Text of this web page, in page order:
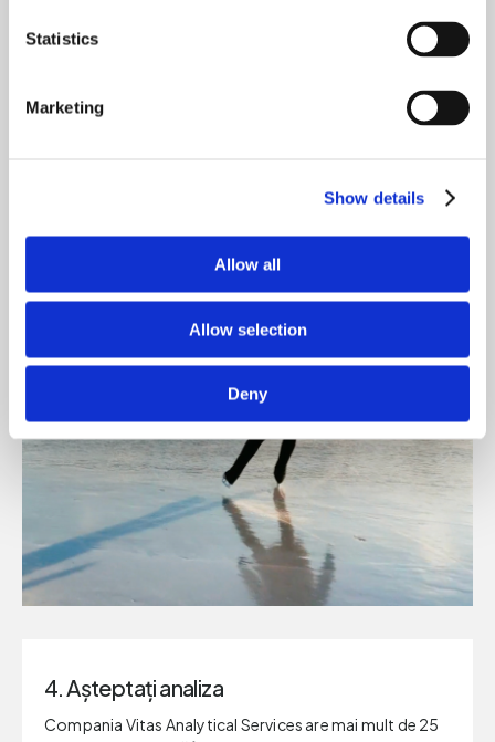
Statistics
Marketing
Show details
Allow all
Allow selection
Deny
Stabiliți un punct de plecare clar pentru călătoria dvs.
BalanceOil.
4. Așteptați analiza
Compania Vitas Analytical Services are mai mult de 25